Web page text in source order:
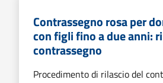
Contrassegno rosa per
con figli fino a due anni:
contrassegno
Procedimento di rilascio del